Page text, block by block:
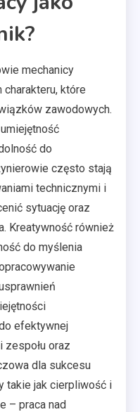
mechanicy
które
zawodowych.
do
często stają
technicznymi i
sytuację oraz
Kreatywność również
do myślenia
efektywnej
zespołu oraz
dla sukcesu
takie jak cierpliwość i
– praca nad